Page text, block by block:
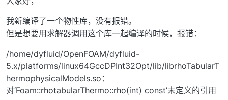
我新编译了一个物性库，没有报错。
但是想要用求解器调用这个库一起编译的时候，报错：
/home/dyfluid/OpenFOAM/dyfluid-
5.x/platforms/linux64GccDPInt32Opt/lib/librhoTabularT
hermophysicalModels.so：
对‘Foam::rhotabularThermo::rho(int) const’未定义的引用